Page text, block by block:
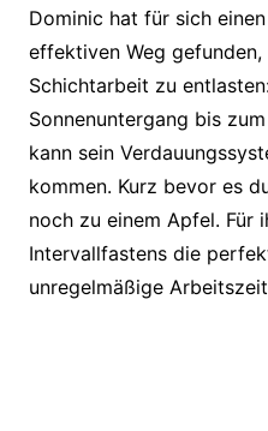
Dominic hat für sich
effektiven Weg
Schichtarbeit zu
Sonnenuntergang bis
kann sein
kommen. Kurz bevor es
noch zu einem Apfel. Für
Intervallfastens die
unregelmäßige